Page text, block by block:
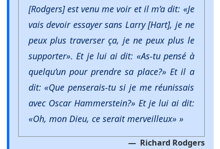
[Rodgers] est venu me voir et il m’a dit: «Je
vais devoir essayer sans Larry [Hart], je ne
peux plus traverser ça, je ne peux plus le
supporter». Et je lui ai dit: «As-tu pensé à
quelqu’un pour prendre sa place?» Et il a
dit: «Que penserais-tu si je me réunissais
avec Oscar Hammerstein?» Et je lui ai dit:
«Oh, mon Dieu, ce serait merveilleux» »
Richard Rodgers